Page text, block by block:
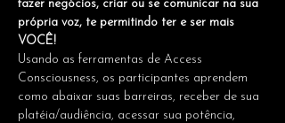
fazer negócios, criar ou se comunicar na sua
própria voz, te permitindo ter e ser mais
VOCÊ!
Usando as ferramentas de Access
Consciousness, os participantes aprendem
como abaixar suas barreiras, receber de sua
platéia/audiência, acessar sua potência,